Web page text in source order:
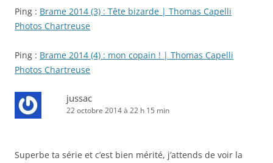
Ping : Brame 2014 (3) : Tête bizarde | Thomas Capelli
Photos Chartreuse
Ping : Brame 2014 (4) : mon copain ! | Thomas Capelli
Photos Chartreuse
jussac
22 octobre 2014 à 22 h 15 min
Superbe ta série et c’est bien mérité, j’attends de voir la